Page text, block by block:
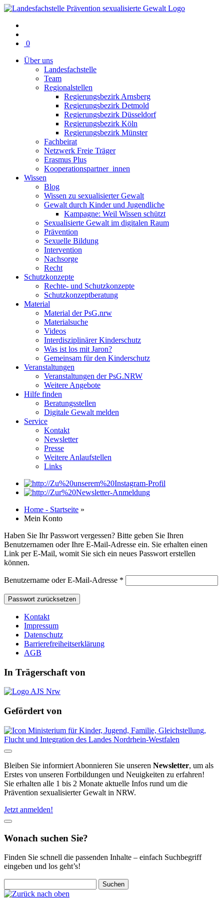
0Warenkorb
0
Artikel(n)
Über uns
Landesfachstelle
Team
Regionalstellen
Regierungsbezirk Arnsberg
Regierungsbezirk Detmold
Regierungsbezirk Düsseldorf
Regierungsbezirk Köln
Regierungsbezirk Münster
Fachbeirat
Netzwerk Freie Träger
Erasmus Plus
Kooperationspartner_innen
Wissen
Blog
Wissen zu sexualisierter Gewalt
Gewalt durch Kinder und Jugendliche
Kampagne: Weil Wissen schützt
Sexualisierte Gewalt im digitalen Raum
Prävention
Sexuelle Bildung
Intervention
Nachsorge
Recht
Schutzkonzepte
Rechte- und Schutzkonzepte
Schutzkonzeptberatung
Material
Material der PsG.nrw
Materialsuche
Videos
Interdisziplinärer Kinderschutz
Was ist los mit Jaron?
Gemeinsam für den Kinderschutz
Veranstaltungen
Veranstaltungen der PsG.NRW
Weitere Angebote
Hilfe finden
Beratungsstellen
Digitale Gewalt melden
Service
Kontakt
Newsletter
Presse
Weitere Anlaufstellen
Links
Home - Startseite »
Mein Konto
Haben Sie Ihr Passwort vergessen? Bitte geben Sie Ihren
Benutzernamen oder Ihre E-Mail-Adresse ein. Sie erhalten einen
Link per E-Mail, womit Sie sich ein neues Passwort erstellen
können.
Benutzername oder E-Mail-Adresse *
Passwort zurücksetzen
Kontakt
Impressum
Datenschutz
Barrierefreiheitserklärung
AGB
In Trägerschaft von
Gefördert von
Bleiben Sie informiert Abonnieren Sie unseren Newsletter, um als
Erstes von unseren Fortbildungen und Neuigkeiten zu erfahren!
Sie erhalten alle 1 bis 2 Monate aktuelle Infos rund um die
Prävention sexualisierter Gewalt in NRW.
Jetzt anmelden!
Wonach suchen Sie?
Finden Sie schnell die passenden Inhalte – einfach Suchbegriff
eingeben und los geht’s!
nach: